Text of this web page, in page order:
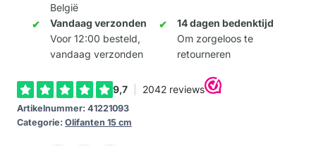
België
Vandaag verzonden
Voor 12:00 besteld,
vandaag verzonden
14 dagen bedenktijd
Om zorgeloos te
retourneren
Artikelnummer: 41221093
Categorie: Olifanten 15 cm